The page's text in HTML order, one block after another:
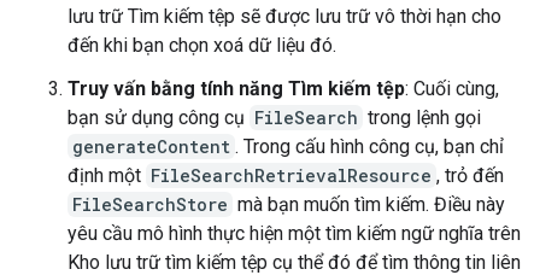
lưu trữ Tìm kiếm tệp sẽ được lưu trữ vô thời hạn cho
đến khi bạn chọn xoá dữ liệu đó.
Truy vấn bằng tính năng Tìm kiếm tệp: Cuối cùng,
bạn sử dụng công cụ FileSearch trong lệnh gọi
generateContent . Trong cấu hình công cụ, bạn chỉ
định một FileSearchRetrievalResource , trỏ đến
FileSearchStore mà bạn muốn tìm kiếm. Điều này
yêu cầu mô hình thực hiện một tìm kiếm ngữ nghĩa trên
Kho lưu trữ tìm kiếm tệp cụ thể đó để tìm thông tin liên